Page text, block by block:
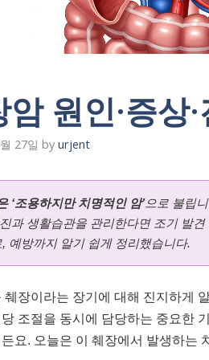
원인·증상
27일 by urjent
‘조용하지만 치명적인 암’으로 불립
과 생활습관을 관리한다면 조기 발
, 예방까지 알기 쉽게 정리했습니다.
췌장이라는 장기에 대해 진지하게
조절을 동시에 담당하는 중요한
요. 오늘은 이 췌장에서 발생하는